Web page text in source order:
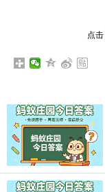
点击